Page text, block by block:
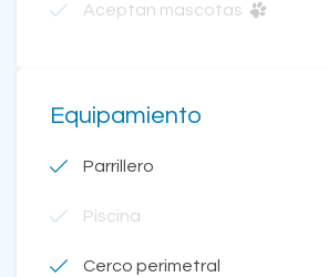
Aceptan mascotas
Equipamiento
Parrillero
Piscina
Cerco perimetral